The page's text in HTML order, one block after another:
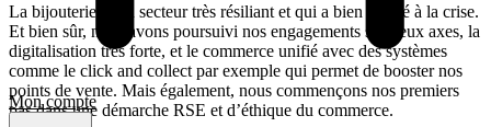
Mon compte
La bijouterie et un secteur très résiliant et qui a bien résisté à la crise.
Et bien sûr, nous avons poursuivi nos engagements sur deux axes, la
digitalisation très forte, et le commerce unifié avec des systèmes
comme le click and collect par exemple qui permet de booster nos
points de vente. Mais également, nous commençons nos premiers
pas dans une démarche RSE et d’éthique du commerce.